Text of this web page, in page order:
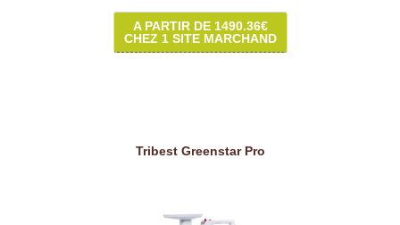
A PARTIR DE 1490.36€
CHEZ 1 SITE MARCHAND
Tribest Greenstar Pro